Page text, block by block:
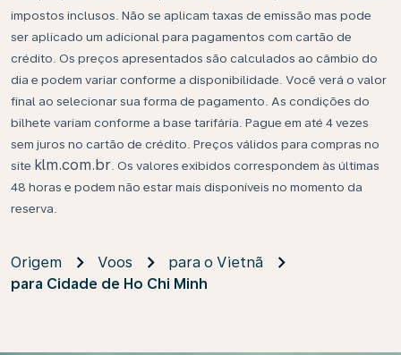
impostos inclusos. Não se aplicam taxas de emissão mas pode
ser aplicado um adicional para pagamentos com cartão de
crédito. Os preços apresentados são calculados ao câmbio do
dia e podem variar conforme a disponibilidade. Você verá o valor
final ao selecionar sua forma de pagamento. As condições do
bilhete variam conforme a base tarifária. Pague em até 4 vezes
sem juros no cartão de crédito. Preços válidos para compras no
site klm.com.br . Os valores exibidos correspondem às últimas
48 horas e podem não estar mais disponíveis no momento da
reserva.
Origem Voos
para o Vietnã
para Cidade de Ho Chi Minh